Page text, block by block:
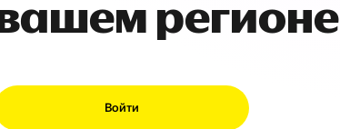
регионе
Войти